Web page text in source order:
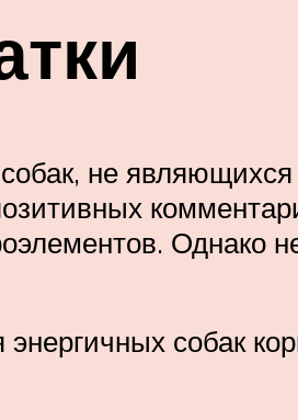
не
Однако
собак